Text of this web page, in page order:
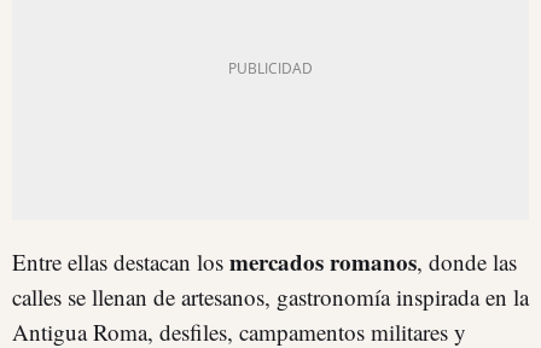
Entre ellas destacan los mercados romanos, donde las
calles se llenan de artesanos, gastronomía inspirada en la
Antigua Roma, desfiles, campamentos militares y